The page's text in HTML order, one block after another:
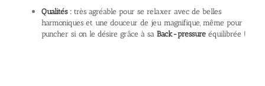
Qualités : très agréable pour se relaxer avec de belles
harmoniques et une douceur de jeu magnifique, même pour
puncher si on le désire grâce à sa Back-pressure équilibrée !